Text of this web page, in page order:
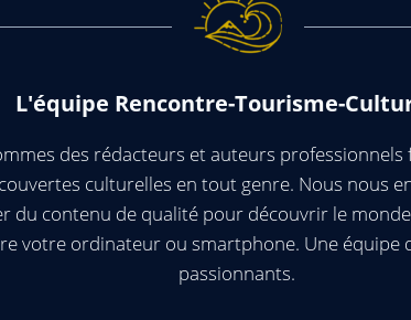
L'équipe Rencontre-Tourisme-
des rédacteurs et auteurs professionnels
culturelles en tout genre. Nous nous
du contenu de qualité pour découvrir le
votre ordinateur ou smartphone. Une équipe
passionnants.